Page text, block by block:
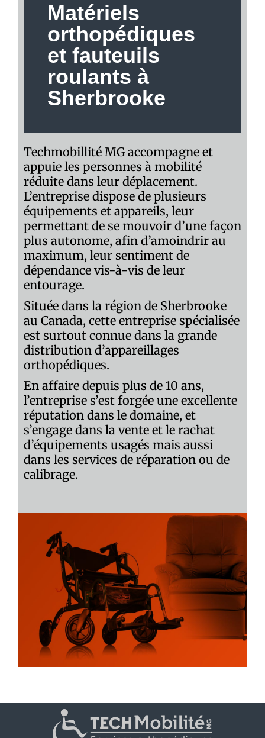
Matériels
orthopédiques
et fauteuils
roulants à
Sherbrooke
Techmobillité MG accompagne et
appuie les personnes à mobilité
réduite dans leur déplacement.
L’entreprise dispose de plusieurs
équipements et appareils, leur
permettant de se mouvoir d’une façon
plus autonome, afin d’amoindrir au
maximum, leur sentiment de
dépendance vis-à-vis de leur
entourage.
Située dans la région de Sherbrooke
au Canada, cette entreprise spécialisée
est surtout connue dans la grande
distribution d’appareillages
orthopédiques.
En affaire depuis plus de 10 ans,
l’entreprise s’est forgée une excellente
réputation dans le domaine, et
s’engage dans la vente et le rachat
d’équipements usagés mais aussi
dans les services de réparation ou de
calibrage.